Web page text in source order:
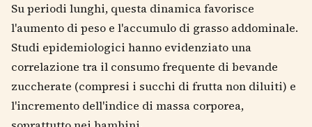
Su periodi lunghi, questa dinamica favorisce
l'aumento di peso e l'accumulo di grasso addominale.
Studi epidemiologici hanno evidenziato una
correlazione tra il consumo frequente di bevande
zuccherate (compresi i succhi di frutta non diluiti) e
l'incremento dell'indice di massa corporea,